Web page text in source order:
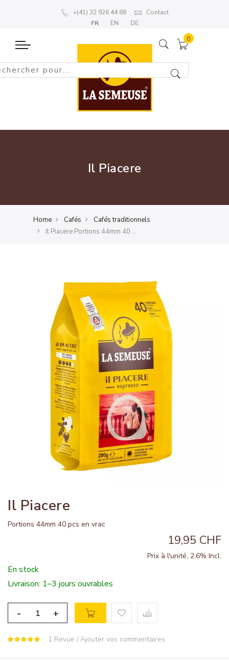
+(41) 32 926 44 88
Contact
FR
EN DE
Il Piacere
Home Cafés
Cafés traditionnels
Il Piacere Portions 44mm 40 pcs en vrac
Il Piacere
Portions 44mm 40 pcs en vrac
19,95 CHF
Prix à l'unité, 2.6% Incl.
En stock
Livraison: 1–3 jours ouvrables
- +
1 Revue Ajouter vos commentaires